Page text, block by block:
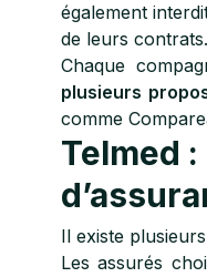
également
de leurs contrats.
Chaque
plusieurs
comme
Telmed
Il existe
Les assurés